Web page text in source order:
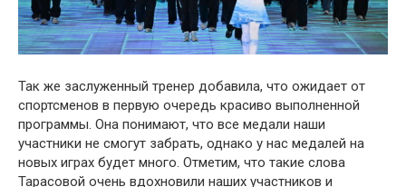
Так же заслуженный тренер добавила, что ожидает от
спортсменов в первую очередь красиво выполненной
программы. Она понимают, что все медали наши
участники не смогут забрать, однако у нас медалей на
новых играх будет много. Отметим, что такие слова
Тарасовой очень вдохновили наших участников и